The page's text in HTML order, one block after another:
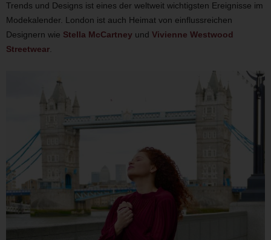
Trends und Designs ist eines der weltweit wichtigsten Ereignisse im
Modekalender. London ist auch Heimat von einflussreichen
Designern wie Stella McCartney und Vivienne Westwood
Streetwear.